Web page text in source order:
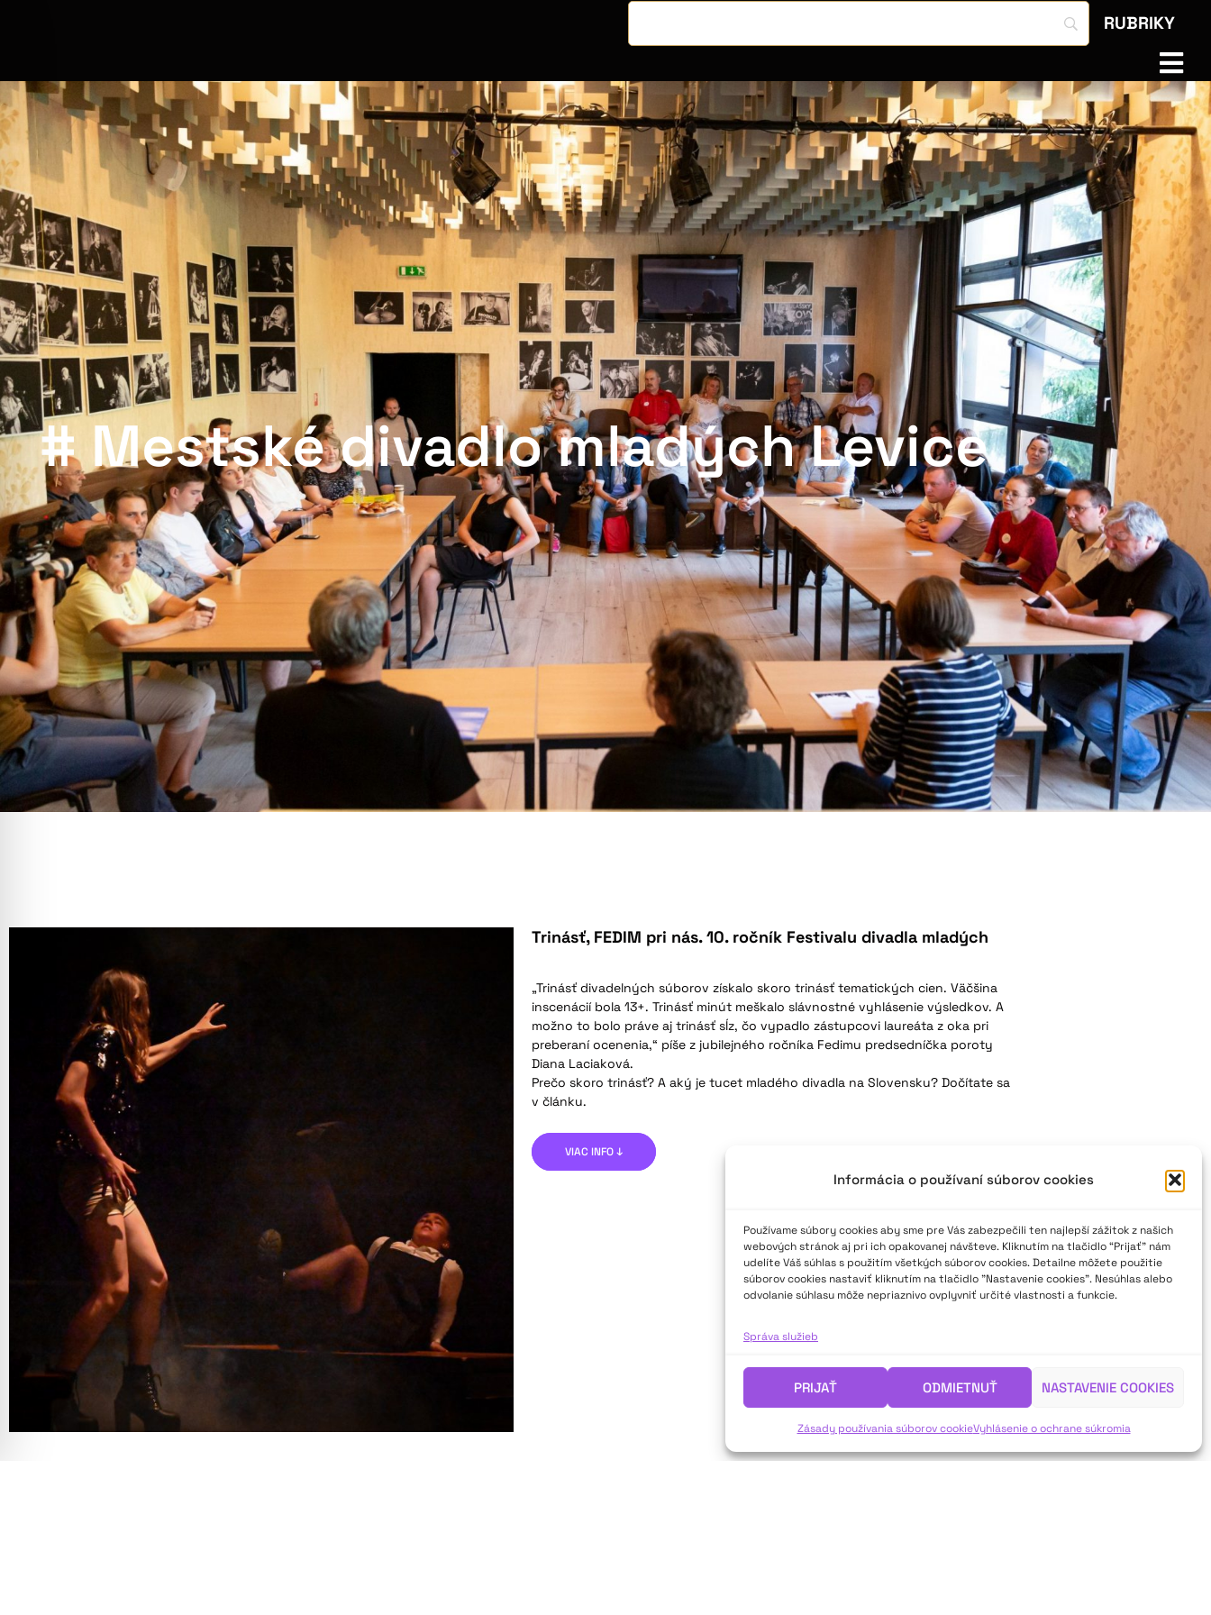
Informácia o používaní súborov cookies
Používame súbory cookies aby sme pre Vás zabezpečili ten najlepší zážitok z našich
webových stránok aj pri ich opakovanej návšteve. Kliknutím na tlačidlo “Prijať” nám
udelíte Váš súhlas s použitím všetkých súborov cookies. Detailne môžete použitie
súborov cookies nastaviť kliknutím na tlačidlo "Nastavenie cookies". Nesúhlas alebo
odvolanie súhlasu môže nepriaznivo ovplyvniť určité vlastnosti a funkcie.
Správa služieb
PRIJAŤ ODMIETNUŤ NASTAVENIE COOKIES
Zásady používania súborov cookieVyhlásenie o ochrane súkromia
RUBRIKY
# Mestské divadlo mladých Levice
Trinásť, FEDIM pri nás. 10. ročník Festivalu divadla mladých
„Trinásť divadelných súborov získalo skoro trinásť tematických cien. Väčšina
inscenácií bola 13+. Trinásť minút meškalo slávnostné vyhlásenie výsledkov. A
možno to bolo práve aj trinásť sĺz, čo vypadlo zástupcovi laureáta z oka pri
preberaní ocenenia,“ píše z jubilejného ročníka Fedimu predsedníčka poroty
Diana Laciaková.
Prečo skoro trinásť? A aký je tucet mladého divadla na Slovensku? Dočítate sa
v článku.
VIAC INFO ↓